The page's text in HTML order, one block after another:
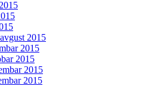
2015
2015
2015
2015
2015